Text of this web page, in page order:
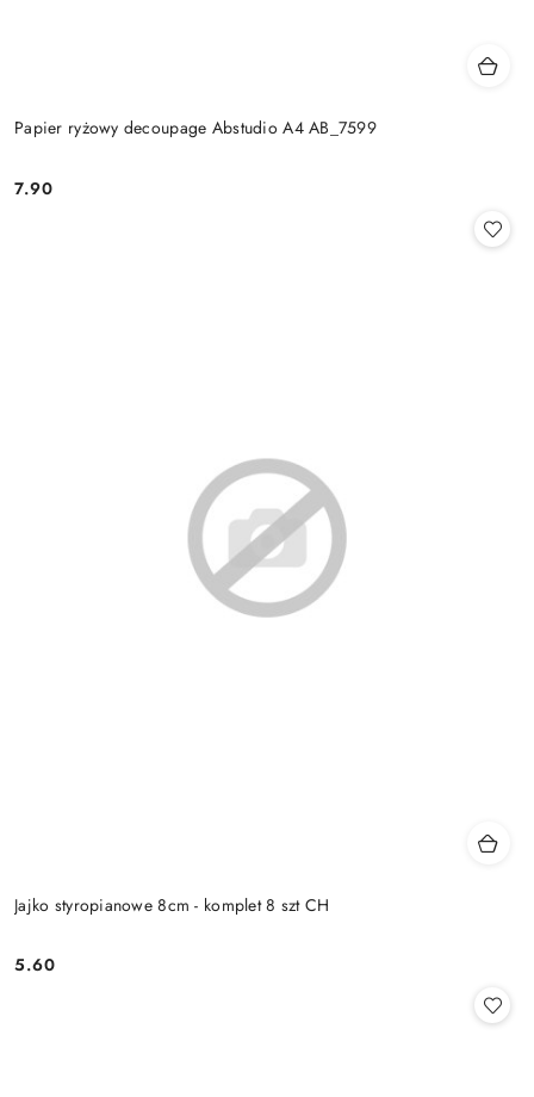
Papier ryżowy decoupage Abstudio A4 AB_7599
Cena:
7.90
Jajko styropianowe 8cm - komplet 8 szt CH
Cena:
5.60